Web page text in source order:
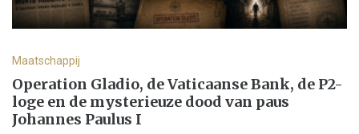
Maatschappij
Operation Gladio, de Vaticaanse Bank, de P2-
loge en de mysterieuze dood van paus
Johannes Paulus I